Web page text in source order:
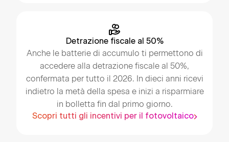
Detrazione fiscale al 50%
Anche le batterie di accumulo ti permettono di
accedere alla detrazione fiscale al 50%,
confermata per tutto il 2026. In dieci anni ricevi
indietro la metà della spesa e inizi a risparmiare
in bolletta fin dal primo giorno.
Scopri tutti gli incentivi per il fotovoltaico